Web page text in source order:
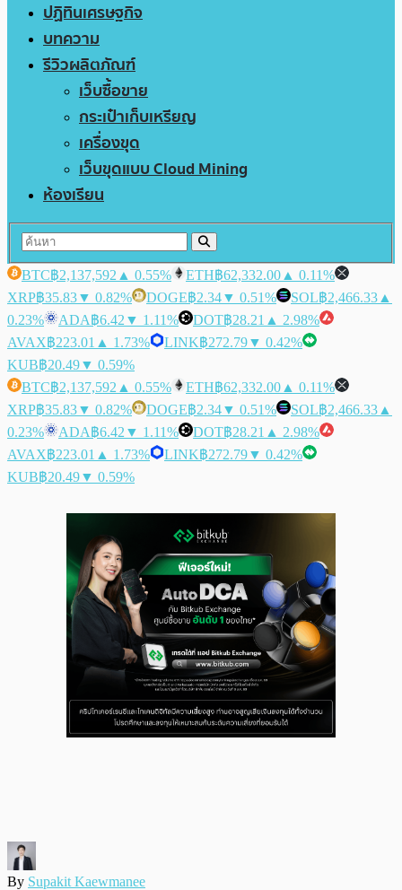
ปฏิทินเศรษฐกิจ
บทความ
รีวิวผลิตภัณฑ์
เว็บซื้อขาย
กระเป๋าเก็บเหรียญ
เครื่องขุด
เว็บขุดแบบ Cloud Mining
ห้องเรียน
BTC฿2,137,592 ▲ 0.55% ETH฿62,332.00 ▲ 0.11%
XRP฿35.83▼ 0.82% DOGE฿2.34▼ 0.51% SOL฿2,466.33 ▲
0.23%
ADA฿6.42 ▼ 1.11% DOT฿28.21 ▲ 2.98%
AVAX฿223.01 ▲ 1.73% LINK฿272.79▼ 0.42%
KUB฿20.49▼ 0.59%
BTC฿2,137,592 ▲ 0.55% ETH฿62,332.00 ▲ 0.11%
XRP฿35.83▼ 0.82% DOGE฿2.34▼ 0.51% SOL฿2,466.33 ▲
0.23%
ADA฿6.42 ▼ 1.11% DOT฿28.21 ▲ 2.98%
AVAX฿223.01 ▲ 1.73% LINK฿272.79▼ 0.42%
KUB฿20.49▼ 0.59%
By Supakit Kaewmanee